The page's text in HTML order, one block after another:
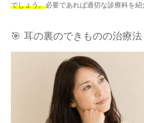
でしょう。必要であれば適切な診療科を紹
🎯 耳の裏のできものの治療法